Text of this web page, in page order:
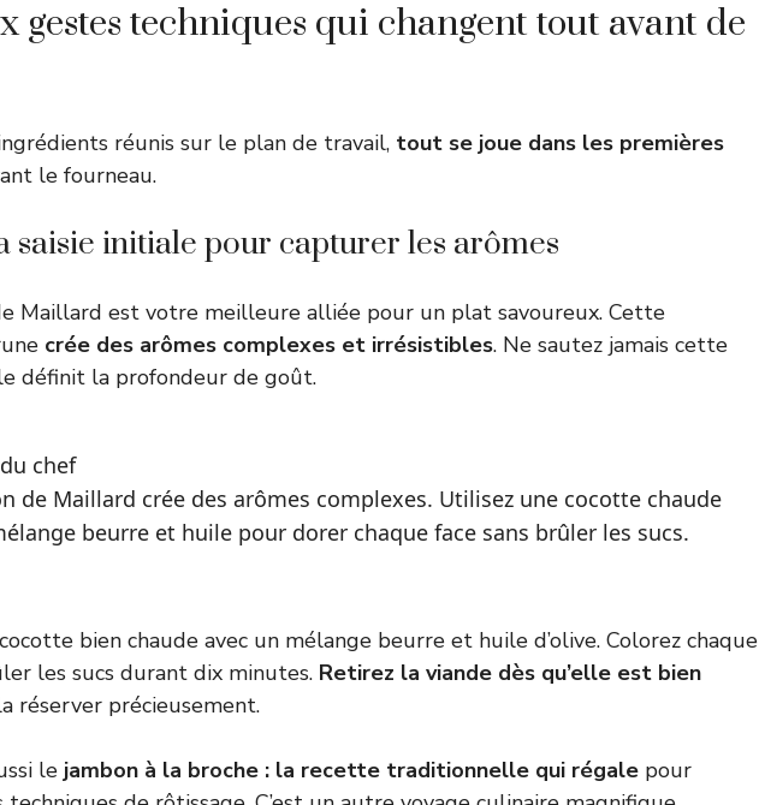
gestes techniques qui changent tout avant de
réunis sur le plan de travail, tout se joue dans les premières
le fourneau.
saisie initiale pour capturer les arômes
Maillard est votre meilleure alliée pour un plat savoureux. Cette
crée des arômes complexes et irrésistibles. Ne sautez jamais cette
définit la profondeur de goût.
chef
de Maillard crée des arômes complexes. Utilisez une cocotte chaude
beurre et huile pour dorer chaque face sans brûler les sucs.
bien chaude avec un mélange beurre et huile d’olive. Colorez chaque
les sucs durant dix minutes. Retirez la viande dès qu’elle est bien
réserver précieusement.
le jambon à la broche : la recette traditionnelle qui régale pour